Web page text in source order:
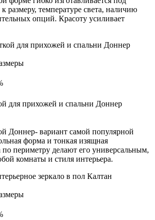
размеру, температуре света, наличию
опций. Красоту усиливает
для прихожей и спальни Доннер
Доннер- вариант самой популярной
форма и тонкая изящная
по периметру делают его универсальным,
комнаты и стиля интерьера.